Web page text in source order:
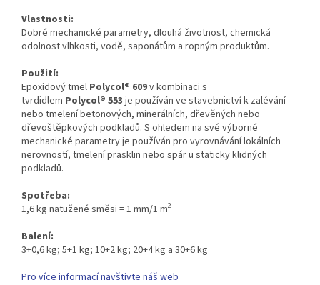
Vlastnosti:
Dobré mechanické parametry, dlouhá životnost, chemická
odolnost vlhkosti, vodě, saponátům a ropným produktům.
Použití:
Epoxidový tmel Polycol® 609v kombinaci s
tvrdidlem Polycol® 553 je používán ve stavebnictví k zalévání
nebo tmelení betonových, minerálních, dřevěných nebo
dřevoštěpkových podkladů. S ohledem na své výborné
mechanické parametry je používán pro vyrovnávání lokálních
nerovností, tmelení prasklin nebo spár u staticky klidných
podkladů.
Spotřeba:
1,6 kg natužené směsi = 1 mm/1 m2
Balení:
3+0,6 kg; 5+1 kg; 10+2 kg; 20+4 kg a 30+6 kg
Pro více informací navštivte náš web